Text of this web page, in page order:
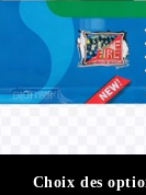
Choix des